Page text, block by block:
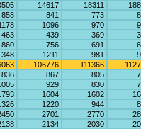
14617 18311
858 841 773
1096 970
463 439 369
860 756 691
1211 981
106776 111366
836 867 805
929 830
1604 1602
1220 944
2701 2770
2134 2030